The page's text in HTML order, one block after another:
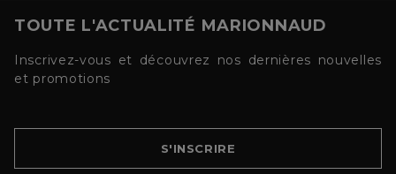
TOUTE L'ACTUALITÉ MARIONNAUD
Inscrivez-vous et découvrez nos dernières nouvelles
et promotions
S'INSCRIRE